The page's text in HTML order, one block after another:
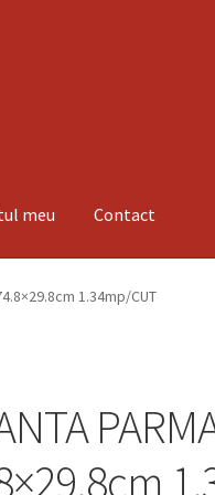
meu Contact
MagazinPlată
1.34mp/CUT